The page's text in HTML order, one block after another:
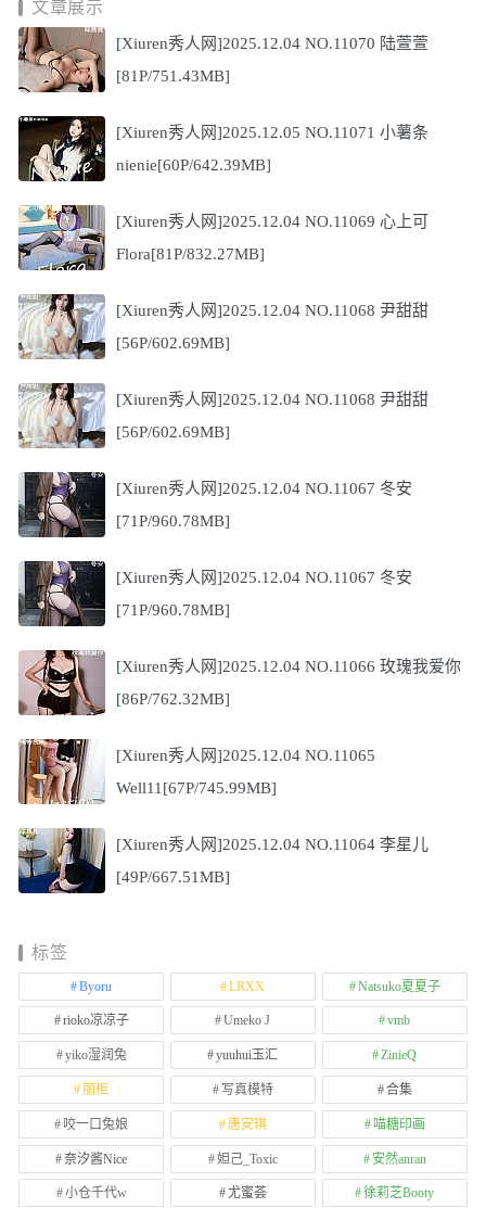
文章展示
[Xiuren秀人网]2025.12.04 NO.11070 陆萱萱
[81P/751.43MB]
[Xiuren秀人网]2025.12.05 NO.11071 小薯条
nienie[60P/642.39MB]
[Xiuren秀人网]2025.12.04 NO.11069 心上可
Flora[81P/832.27MB]
[Xiuren秀人网]2025.12.04 NO.11068 尹甜甜
[56P/602.69MB]
[Xiuren秀人网]2025.12.04 NO.11068 尹甜甜
[56P/602.69MB]
[Xiuren秀人网]2025.12.04 NO.11067 冬安
[71P/960.78MB]
[Xiuren秀人网]2025.12.04 NO.11067 冬安
[71P/960.78MB]
[Xiuren秀人网]2025.12.04 NO.11066 玫瑰我爱你
[86P/762.32MB]
[Xiuren秀人网]2025.12.04 NO.11065
Well11[67P/745.99MB]
[Xiuren秀人网]2025.12.04 NO.11064 李星儿
[49P/667.51MB]
标签
Byoru LRXX Natsuko夏夏子
rioko凉凉子 Umeko J vmb
yiko湿润兔 yuuhui玉汇 ZinieQ
丽柜 写真模特 合集
咬一口兔娘 唐安琪 喵糖印画
奈汐酱Nice 妲己_Toxic 安然anran
小仓千代w 尤蜜荟 徐莉芝Booty